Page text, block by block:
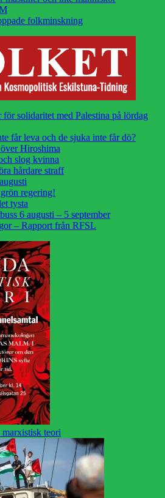
folkminskning
solidaritet med Palestina på lördag
får leva och de sjuka inte får dö?
Hiroshima
slog kvinna
hårdare straff
regering!
tysta
6 augusti – 5 september
– Rapport från RFSL
marxistisk teori